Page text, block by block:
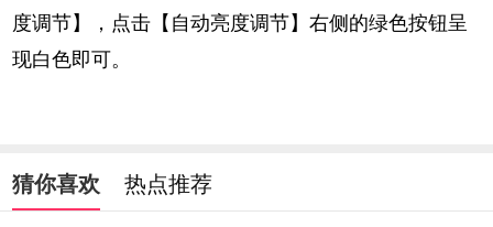
度调节】，点击【自动亮度调节】右侧的绿色按钮呈
现白色即可。
猜你喜欢 热点推荐